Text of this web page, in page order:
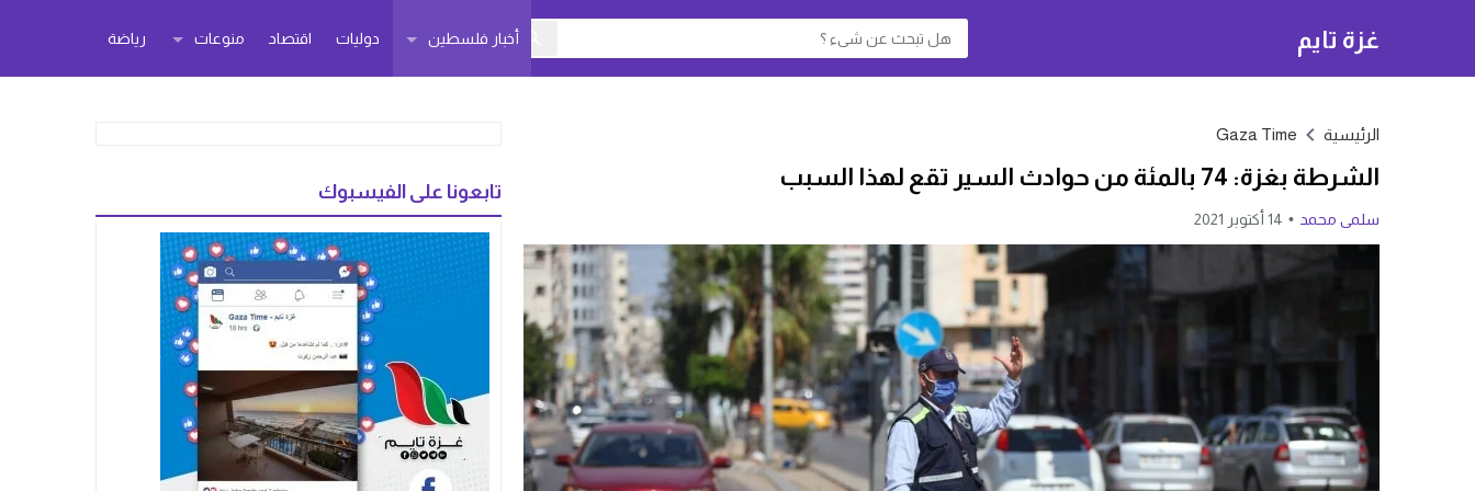
غزة تايم أخبار فلسطين دوليات اقتصاد منوعات رياضة
الرئيسية Gaza Time
الشرطة بغزة: 74 بالمئة من حوادث السير تقع لهذا السبب
سلمى محمد 14 أكتوبر 2021
تابعونا على الفيسبوك